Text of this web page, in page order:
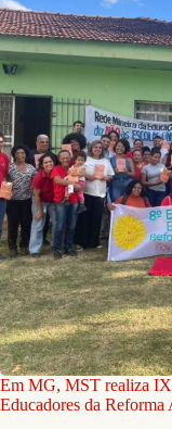
Em MG, MST realiza IX
Educadores da Reforma